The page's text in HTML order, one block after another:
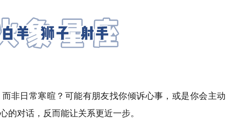
非日常寒暄？可能有朋友找你倾诉心事，或是你会主动
的对话，反而能让关系更近一步。